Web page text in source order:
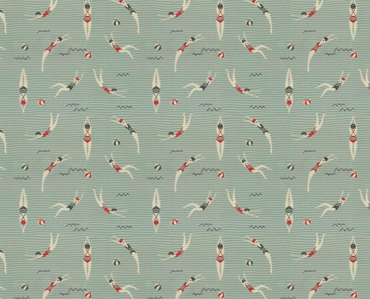
Wohnen – schlau in den Stein gemeißelt
retteten Designerin Margherita Rui und Alessandro Rado ein 65 Quadratmeter kleines
Verfall und zeigen, wie schlau mediterranes Wohnen sein kann. Hier zeigen wir nicht
Homestory im Heft.